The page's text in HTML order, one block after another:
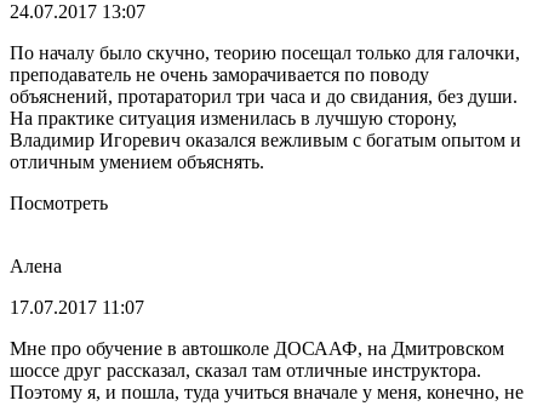
24.07.2017 13:07
По началу было скучно, теорию посещал только для галочки,
преподаватель не очень заморачивается по поводу
объяснений, протараторил три часа и до свидания, без души.
На практике ситуация изменилась в лучшую сторону,
Владимир Игоревич оказался вежливым с богатым опытом и
отличным умением объяснять.
Посмотреть
Алена
17.07.2017 11:07
Мне про обучение в автошколе ДОСААФ, на Дмитровском
шоссе друг рассказал, сказал там отличные инструктора.
Поэтому я, и пошла, туда учиться вначале у меня, конечно, не